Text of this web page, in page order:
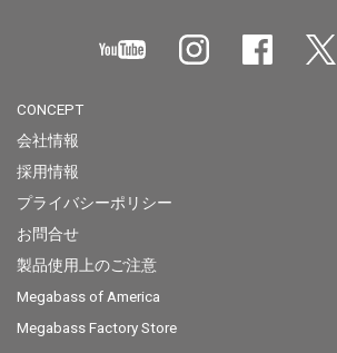
CONCEPT
会社情報
採用情報
プライバシーポリシー
お問合せ
製品使用上のご注意
Megabass of America
Megabass Factory Store